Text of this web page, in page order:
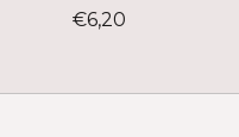
€6,20